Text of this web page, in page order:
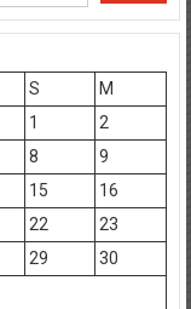
S
M
1
2
8
9
15
16
22
23
29
30